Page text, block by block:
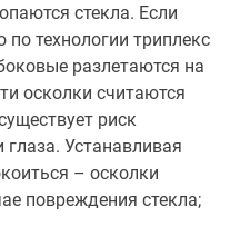
стекла. Если
по технологии триплекс
разлетаются на
осколки считаются
риск
Устанавливая
– осколки
повреждения стекла;